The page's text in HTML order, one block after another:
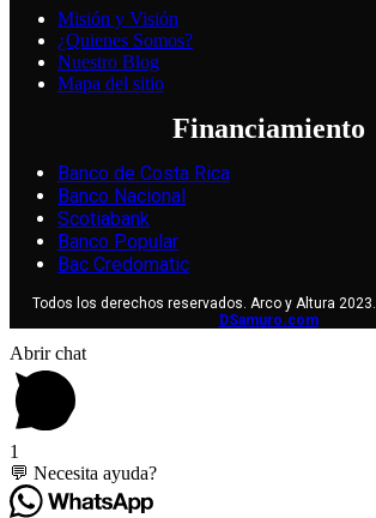
Misión y Visión
¿Quienes Somos?
Nuestro Blog
Mapa del sitio
Financiamiento
Banco de Costa Rica
Banco Nacional
Scotiabank
Banco Popular
Bac Credomatic
Todos los derechos reservados. Arco y Altura 2023.
DSamuro.com
Abrir chat
1
💬 Necesita ayuda?